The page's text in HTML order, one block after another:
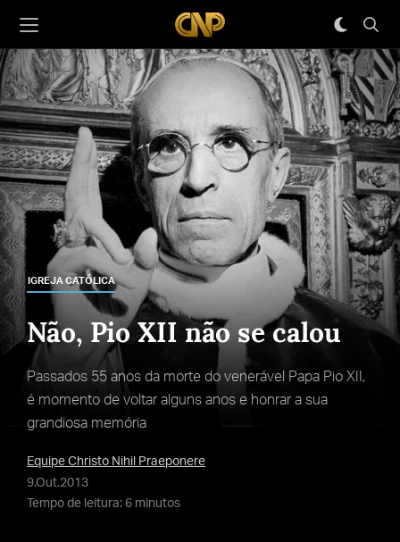
IGREJA CATÓLICA
Não, Pio XII não se calou
Passados 55 anos da morte do venerável Papa Pio XII,
é momento de voltar alguns anos e honrar a sua
grandiosa memória
Equipe Christo Nihil Praeponere
9.Out.2013
Tempo de leitura: 6 minutos